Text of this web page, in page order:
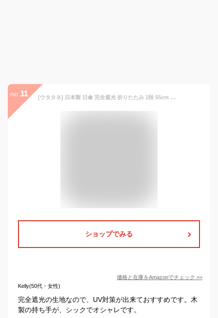
no. 11 [ウタタネ] 日本製 日傘 完全遮光 折りたたみ 2段 55cm 晴雨兼用 無地 レディース ベージュ 2512612200
ショップでみる
価格と在庫をAmazonでチェック >>
Kelly(50代・女性)
完全遮光の生地なので、UV対策が出来ておすすめです。木
製の持ち手が、シックでオシャレです。